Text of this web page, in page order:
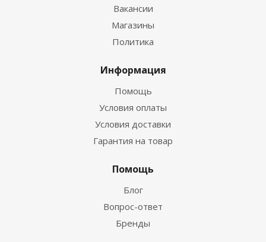
Вакансии
Магазины
Политика
Информация
Помощь
Условия оплаты
Условия доставки
Гарантия на товар
Помощь
Блог
Вопрос-ответ
Бренды